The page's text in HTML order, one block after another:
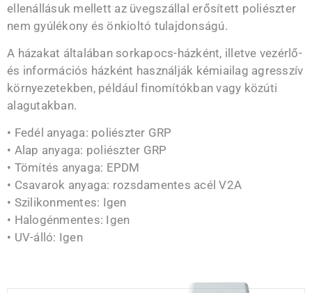
ellenállásuk mellett az üvegszállal erősített poliészter
nem gyúlékony és önkioltó tulajdonságú.
A házakat általában sorkapocs-házként, illetve vezérlő-
és információs házként használják kémiailag agresszív
környezetekben, például finomítókban vagy közúti
alagutakban.
• Fedél anyaga: poliészter GRP
• Alap anyaga: poliészter GRP
• Tömítés anyaga: EPDM
• Csavarok anyaga: rozsdamentes acél V2A
• Szilikonmentes: Igen
• Halogénmentes: Igen
• UV-álló: Igen